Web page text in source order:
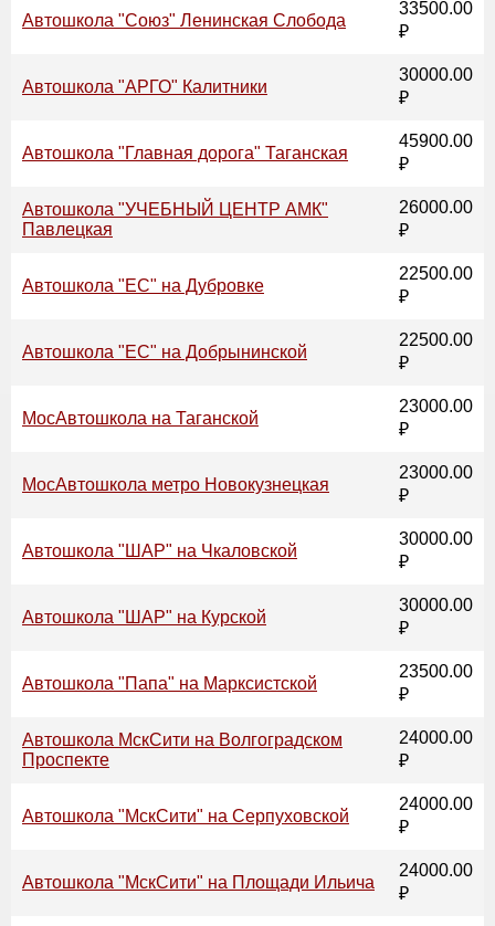
Автошкола "Союз" Ленинская Слобода
33500.00
₽
Автошкола "АРГО" Калитники
30000.00
₽
Автошкола "Главная дорога" Таганская
45900.00
₽
Автошкола "УЧЕБНЫЙ ЦЕНТР АМК"
Павлецкая
26000.00
₽
Автошкола "ЕС" на Дубровке
22500.00
₽
Автошкола "ЕС" на Добрынинской
22500.00
₽
МосАвтошкола на Таганской
23000.00
₽
МосАвтошкола метро Новокузнецкая
23000.00
₽
Автошкола "ШАР" на Чкаловской
30000.00
₽
Автошкола "ШАР" на Курской
30000.00
₽
Автошкола "Папа" на Марксистской
23500.00
₽
Автошкола МскСити на Волгоградском
Проспекте
24000.00
₽
Автошкола "МскСити" на Серпуховской
24000.00
₽
Автошкола "МскСити" на Площади Ильича
24000.00
₽